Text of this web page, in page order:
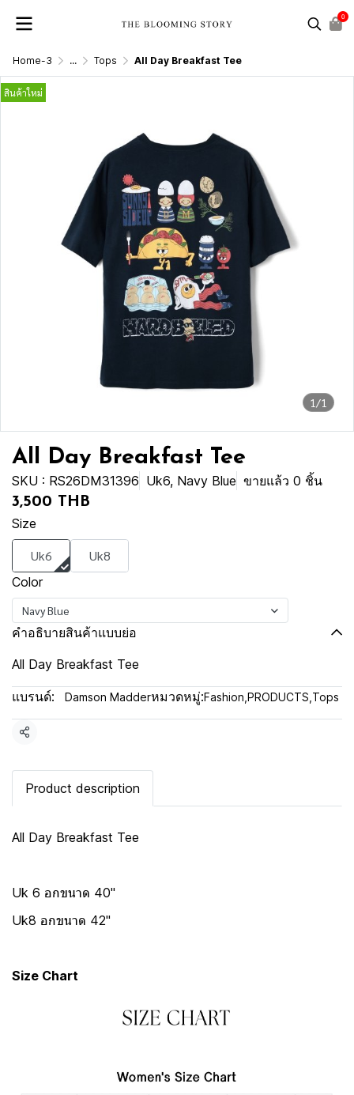
0
Home-3 ... Tops All Day Breakfast Tee
1/1
สินค้าใหม่
All Day Breakfast Tee
SKU : RS26DM31396 Uk6, Navy Blue ขายแล้ว 0 ชิ้น
3,500 THB
Size
Uk6 Uk8
Color
Navy Blue
คำอธิบายสินค้าแบบย่อ
All Day Breakfast Tee
แบรนด์: Damson Madderหมวดหมู่:Fashion PRODUCTS Tops
แชร์
Product description
All Day Breakfast Tee
Uk 6 อกขนาด 40"
Uk8 อกขนาด 42"
Size Chart